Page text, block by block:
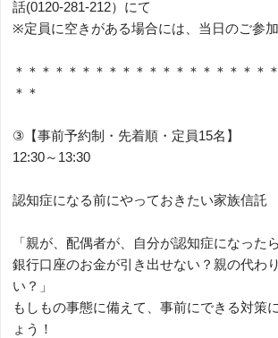
話(0120-281-212）にて
※定員に空きがある場合には、当日のご参加
＊＊＊＊＊＊＊＊＊＊＊＊＊＊＊＊＊＊＊
＊＊
③【事前予約制・先着順・定員15名】
12:30～13:30
認知症になる前にやっておきたい家族信託
「親が、配偶者が、自分が認知症になったら
銀行口座のお金が引き出せない？親の代わ
い？」
もしもの事態に備えて、事前にできる対策
ょう！